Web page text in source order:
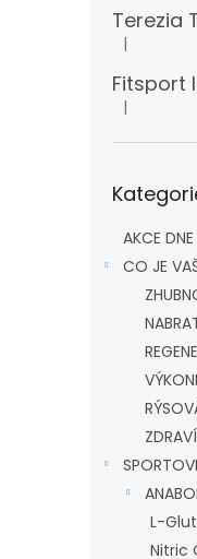
|
|
kategorie
AKCE DNE
CO JE
ZDRAVÍ
L-
Nitric